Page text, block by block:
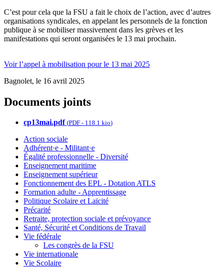
C’est pour cela que la FSU a fait le choix de l’action, avec d’autres
organisations syndicales, en appelant les personnels de la fonction
publique à se mobiliser massivement dans les grèves et les
manifestations qui seront organisées le 13 mai prochain.
Voir l’appel à mobilisation pour le 13 mai 2025
Bagnolet, le 16 avril 2025
Documents joints
cp13mai.pdf (PDF - 118.1 kio)
Action sociale
Adhérent·e - Militant·e
Égalité professionnelle - Diversité
Enseignement maritime
Enseignement supérieur
Fonctionnement des EPL - Dotation ATLS
Formation adulte - Apprentissage
Politique Scolaire et Laïcité
Précarité
Retraite, protection sociale et prévoyance
Santé, Sécurité et Conditions de Travail
Vie fédérale
Les congrès de la FSU
Vie internationale
Vie Scolaire